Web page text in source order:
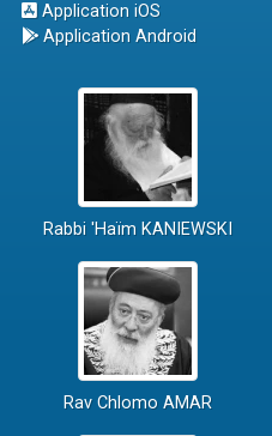
Application iOS
Application Android
Rabbi 'Haïm KANIEWSKI
Rav Chlomo AMAR